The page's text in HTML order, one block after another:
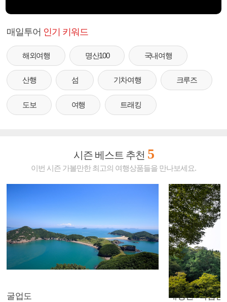
매일투어 인기 키워드
해외여행 명산100 국내여행
산행 섬 기차여행 크루즈
도보 여행 트래킹
시즌 베스트 추천 5
이번 시즌 가볼만한 최고의 여행상품들을 만나보세요.
굴업도
내장산+백암산